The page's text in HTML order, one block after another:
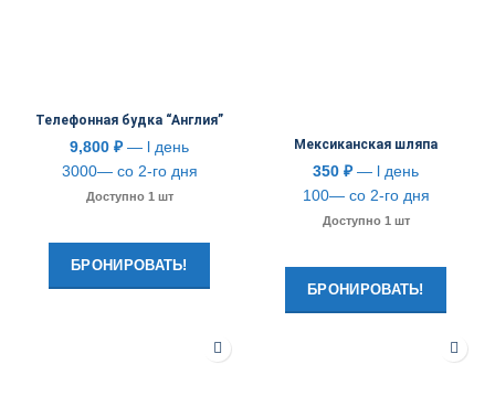
Телефонная будка “Англия”
9,800 ₽— l день
3000— со 2-го дня
Доступно 1 шт
БРОНИРОВАТЬ!
Мексиканская шляпа
350 ₽— l день
100— со 2-го дня
Доступно 1 шт
БРОНИРОВАТЬ!